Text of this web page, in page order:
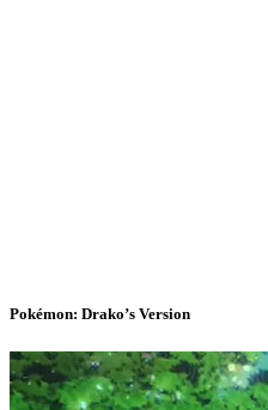
Pokémon: Drako’s Version